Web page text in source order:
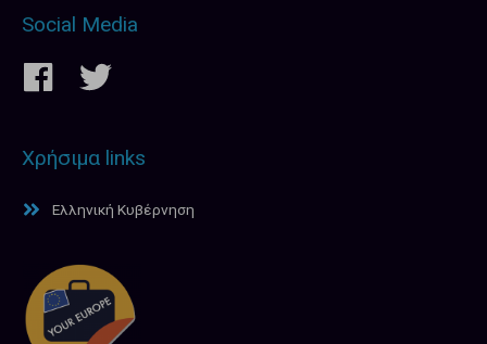
Social Media
Χρήσιμα links
Ελληνική Κυβέρνηση